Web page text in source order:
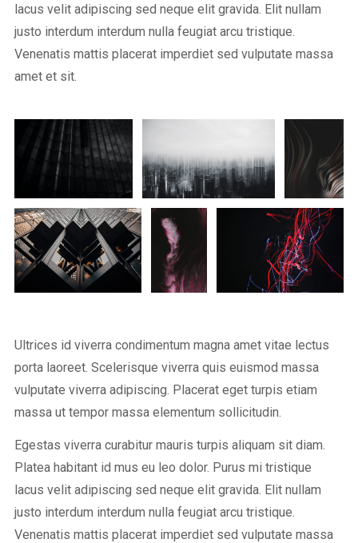
lacus velit adipiscing sed neque elit gravida. Elit nullam
justo interdum interdum nulla feugiat arcu tristique.
Venenatis mattis placerat imperdiet sed vulputate massa
amet et sit.
Ultrices id viverra condimentum magna amet vitae lectus
porta laoreet. Scelerisque viverra quis euismod massa
vulputate viverra adipiscing. Placerat eget turpis etiam
massa ut tempor massa elementum sollicitudin.
Egestas viverra curabitur mauris turpis aliquam sit diam.
Platea habitant id mus eu leo dolor. Purus mi tristique
lacus velit adipiscing sed neque elit gravida. Elit nullam
justo interdum interdum nulla feugiat arcu tristique.
Venenatis mattis placerat imperdiet sed vulputate massa